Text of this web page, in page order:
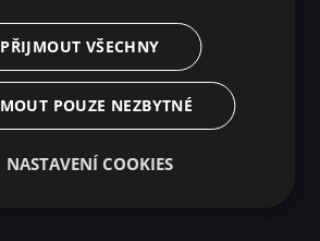
PŘIJMOUT VŠECHNY
POUZE NEZBYTNÉ
NASTAVENÍ COOKIES